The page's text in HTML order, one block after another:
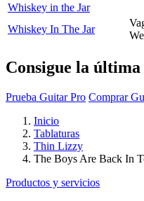
Whiskey in the Jar
Whiskey In The Jar
Consigue la
Prueba Guitar Pro Comprar
Inicio
Tablaturas
Thin Lizzy
The Boys Are Back In
Productos y servicios